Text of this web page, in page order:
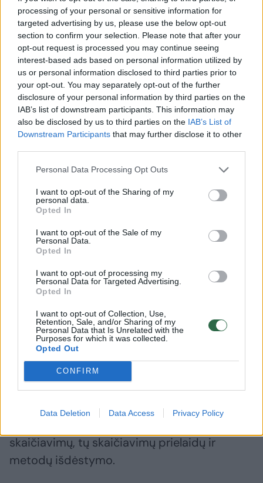
processing of your personal or sensitive information for
targeted advertising by us, please use the below opt-out
section to confirm your selection. Please note that after your
opt-out request is processed you may continue seeing
interest-based ads based on personal information utilized by
us or personal information disclosed to third parties prior to
your opt-out. You may separately opt-out of the further
disclosure of your personal information by third parties on the
IAB’s list of downstream participants. This information may
also be disclosed by us to third parties on the IAB’s List of
Downstream Participants that may further disclose it to other
Personal Data Processing Opt Outs
I want to opt-out of the Sharing of my
personal data.
Opted In
I want to opt-out of the Sale of my
Personal Data.
Opted In
I want to opt-out of processing my
Personal Data for Targeted Advertising.
Opted In
I want to opt-out of Collection, Use,
Retention, Sale, and/or Sharing of my
Personal Data that Is Unrelated with the
Purposes for which it was collected.
Opted Out
CONFIRM
Data Deletion Data Access Privacy Policy
projektą, sudaryti sąlygas biudžeto
pakeitimams, organizuoti plataus masto
klausymus ir priimti pataisytą biudžetą
Seime.
Remiame Vyriausybės norą aptarti projektą
su visuomene ir socialiniais partneriais.
Tačiau pasirinktas terminas – 5 darbo dienos
– nėra pakankamas.
Tai, mūsų manymu, atspindi polinkį priimti
sprendimą be konsultacijų su visuomene, o
veikimo sritys ir priemonės, kurios palies
kiekvieną gyventoją. Tokios svarbos siūlymai
turi būti nuodugniai diskutuojami ir derinami
su socialiniais partneriais, nevyriausybinėmis
organizacijomis visuose sprendimų priėmimo
etapuose.
Skelbiamame dokumente pasigendame
skaičiavimų, tų skaičiavimų prielaidų ir
metodų išdėstymo.